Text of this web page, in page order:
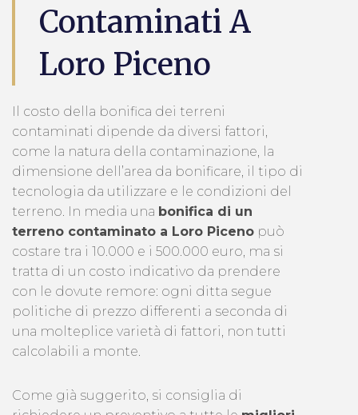
Contaminati A
Loro Piceno
Il costo della bonifica dei terreni
contaminati dipende da diversi fattori,
come la natura della contaminazione, la
dimensione dell’area da bonificare, il tipo di
tecnologia da utilizzare e le condizioni del
terreno. In media una bonifica di un
terreno contaminato a Loro Piceno può
costare tra i 10.000 e i 500.000 euro, ma si
tratta di un costo indicativo da prendere
con le dovute remore: ogni ditta segue
politiche di prezzo differenti a seconda di
una molteplice varietà di fattori, non tutti
calcolabili a monte.
Come già suggerito, si consiglia di